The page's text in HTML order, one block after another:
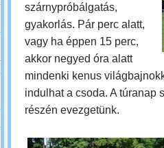
szárnypróbálgatás,
gyakorlás. Pár perc alatt,
vagy ha éppen 15 perc,
akkor negyed óra alatt
mindenki kenus
indulhat a csoda. A túranap
részén evezgetünk.